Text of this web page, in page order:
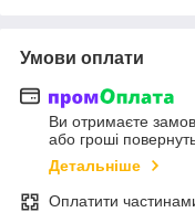
Умови оплати
Ви отримаєте
або гроші
Детальніше
Оплатити